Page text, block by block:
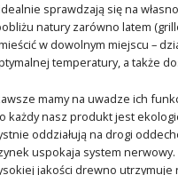
sprawdzają się na
natury zarówno latem
w dowolnym miejscu –
temperatury, a także
mamy na uwadze ich
każdy nasz produkt jest
oddziałują na drogi
uspokaja system
jakości drewno